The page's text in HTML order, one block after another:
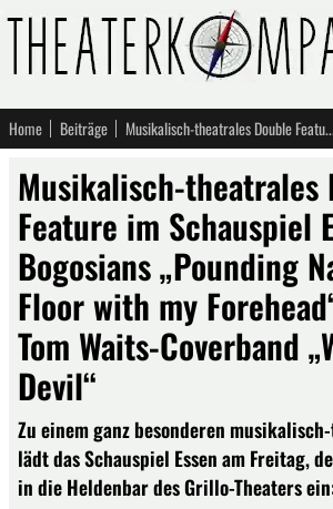
Home Beiträge Musikalisch-theatrales Double Feature im Schauspiel Essen: Eric Bogosians „Pounding Nails in the Floor with my Forehead“ und die Tom Waits-Coverband „Waits 4 Devil“
Musikalisch-theatrales
Feature im Schauspiel
Bogosians „Pounding
Floor with my
Tom Waits-Coverband
Devil“
Zu einem ganz besonderen
lädt das Schauspiel Essen am Freitag,
in die Heldenbar des Grillo-Theaters